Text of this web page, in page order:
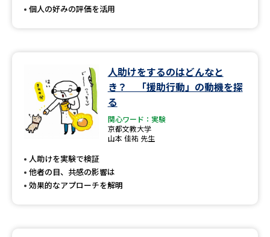
大学で学べる内容や特徴を調べる
データサイエンス特集 奨学金・特待生制度特集
デジタルパンフレット 進路の３択
新学年スタート号特集ページ
（高3生用）
新学年スタート号特集ページ
SELFBRAND特集ページ
個人の好みの評価を活用
人助けをするのはどんなと
き？ 「援助行動」の動機を探
る
関心ワード：実験
京都文教大学
山本 佳祐 先生
人助けを実験で検証
他者の目、共感の影響は
効果的なアプローチを解明